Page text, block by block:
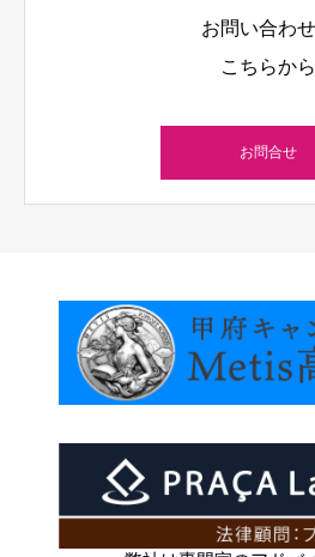
お問い合わ
こちらから
お問合せ